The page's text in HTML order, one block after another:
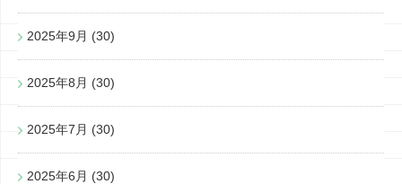
2025年9月 (30)
2025年8月 (30)
2025年7月 (30)
2025年6月 (30)